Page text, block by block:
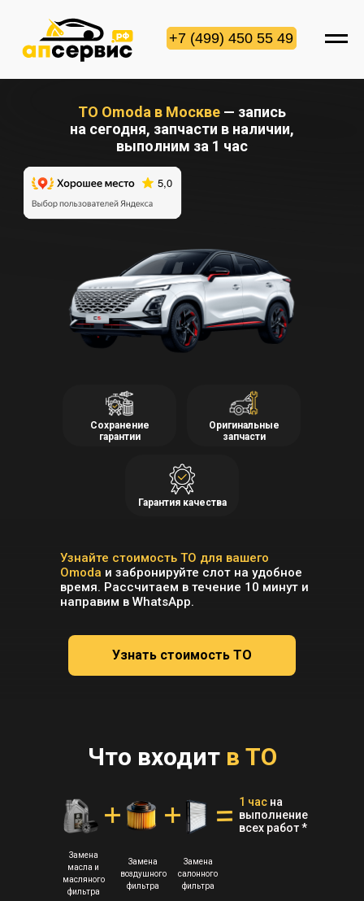
+7 (499) 450 55 49
ТО Omoda в Москве — запись
на сегодня, запчасти в наличии,
выполним за 1 час
Узнайте стоимость ТО для вашего
Omoda и забронируйте слот на удобное
время. Рассчитаем в течение 10 минут и
направим в WhatsApp.
Оригинальные
запчасти
Сохранение
гарантии
Гарантия качества
Узнать стоимость ТО
Что входитв ТО
Замена
масла и
масляного
фильтра
1 час на
выполнение
всех работ *
Замена
салонного
фильтра
Замена
воздушного
фильтра